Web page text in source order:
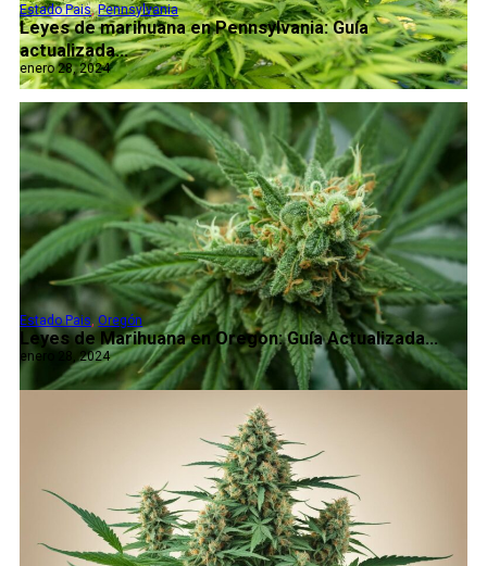
Leyes de marihuana en Pennsylvania: Guía
actualizada...
Estado Pais,Pennsylvania
enero 28, 2024
Leyes de Marihuana en Oregon: Guía Actualizada...
Estado Pais ,Oregón
enero 28, 2024